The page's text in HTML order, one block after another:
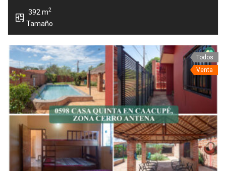
392 m2
Tamaño
Todos
Venta